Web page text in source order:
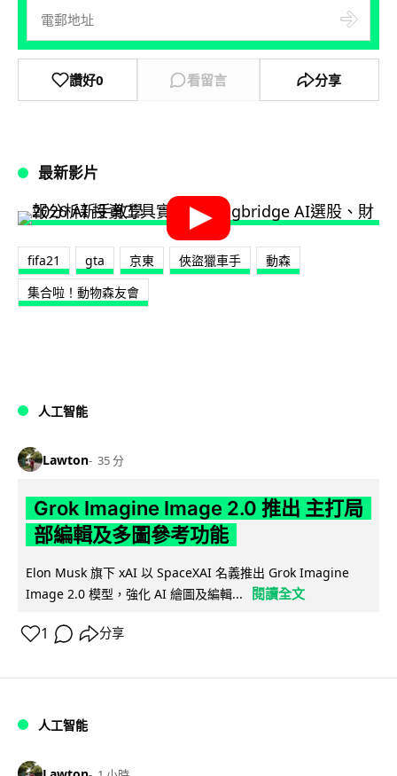
讚好0 看留言 分享
最新影片
fifa21 gta 京東 俠盜獵車手
動森
集合啦！動物森友會
人工智能
Lawton 35 分
Grok Imagine Image 2.0 推出 主打局
部編輯及多圖參考功能
Elon Musk 旗下 xAI 以 SpaceXAI 名義推出 Grok Imagine
Image 2.0 模型，強化 AI 繪圖及編輯...
閱讀全文
1 分享
人工智能